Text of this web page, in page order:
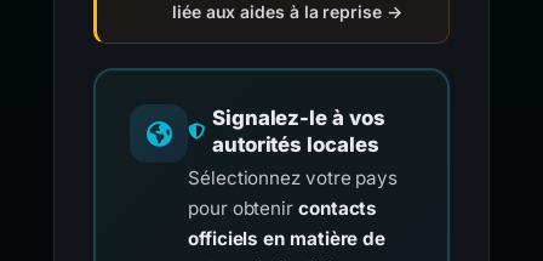
liée aux aides à la reprise →
Signalez-le à vos
autorités locales
Sélectionnez votre pays
pour obtenir contacts
officiels en matière de